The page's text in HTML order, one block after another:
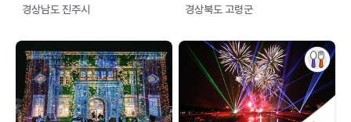
경상남도 진주시
경상북도 고령군